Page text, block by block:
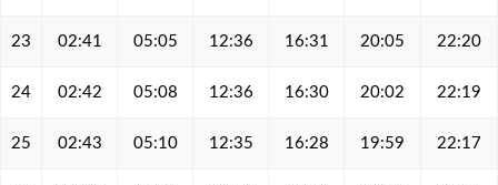
23 02:41 05:05 12:36 16:31 20:05 22:20
24 02:42 05:08 12:36 16:30 20:02 22:19
25 02:43 05:10 12:35 16:28 19:59 22:17